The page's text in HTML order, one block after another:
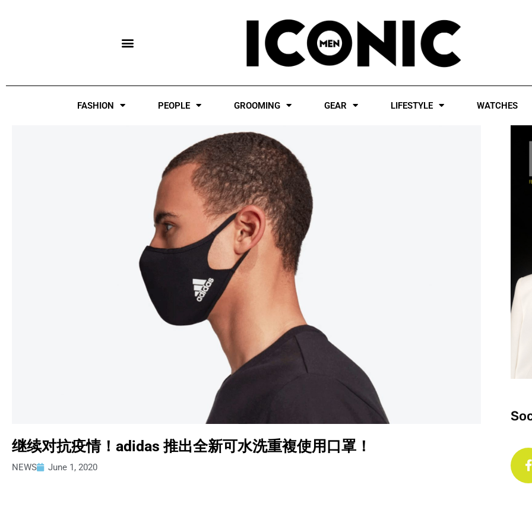
FASHION PEOPLE GROOMING GEAR LIFESTYLE WATCHES
继续对抗疫情！adidas 推出全新可水洗重複使用口罩！
NEWS June 1, 2020
c